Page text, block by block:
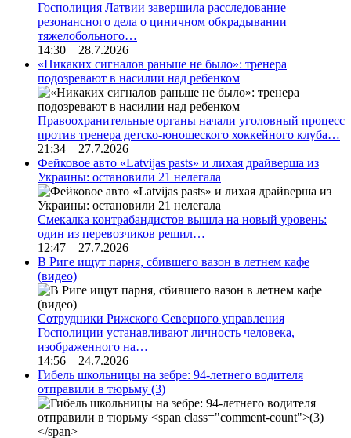
Госполиция Латвии завершила расследование
резонансного дела о циничном обкрадывании
тяжелобольного…
14:30 28.7.2026
«Никаких сигналов раньше не было»: тренера
подозревают в насилии над ребенком
Правоохранительные органы начали уголовный процесс
против тренера детско-юношеского хоккейного клуба…
21:34 27.7.2026
Фейковое авто «Latvijas pasts» и лихая драйверша из
Украины: остановили 21 нелегала
Смекалка контрабандистов вышла на новый уровень:
один из перевозчиков решил…
12:47 27.7.2026
В Риге ищут парня, сбившего вазон в летнем кафе
(видео)
Сотрудники Рижского Северного управления
Госполиции устанавливают личность человека,
изображенного на…
14:56 24.7.2026
Гибель школьницы на зебре: 94-летнего водителя
отправили в тюрьму (3)